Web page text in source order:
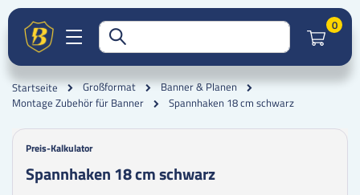
0
Startseite Großformat
Banner & Planen
Montage Zubehör für Banner
Spannhaken 18 cm schwarz
Preis-Kalkulator
Spannhaken 18 cm schwarz